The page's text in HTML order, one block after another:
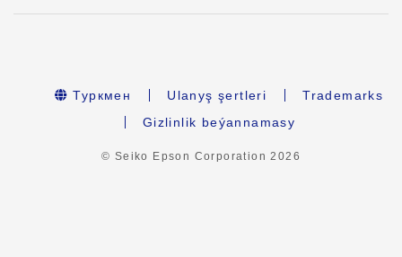
Туркмен Ulanyş şertleri
Trademarks
Gizlinlik beýannamasy
© Seiko Epson Corporation2026